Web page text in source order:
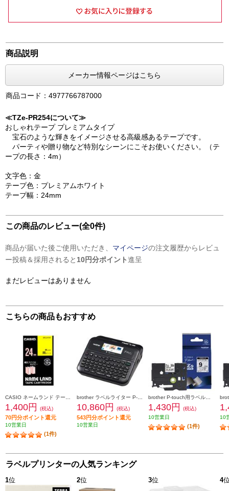
商品説明
メーカー情報ページはこちら
商品コード：4977766787000
≪TZe-PR254について≫
おしゃれテープ プレミアムタイプ
宝石のような輝きをイメージさせる高級感あるテープです。
パーティや贈り物など特別なシーンにこそお使いください。（テ
ープの長さ：4m）
文字色：金
テープ色：プレミアムホワイト
テープ幅：24mm
この商品のレビュー(全0件)
商品が届いた後ご使用いただき、 マイページの注文履歴からレビュ
ー投稿＆採用されると 10円分ポイント進呈
まだレビューはありません
こちらの商品もおすすめ
1,400円 (税込)
70円分ポイント還元
10営業日
(1件)
10,860円 (税込)
543円分ポイント還元
10営業日
1,430円
(税込)
10営業日
(1件)
10
ラベルプリンターの人気ランキング
1位 2位 3位 4